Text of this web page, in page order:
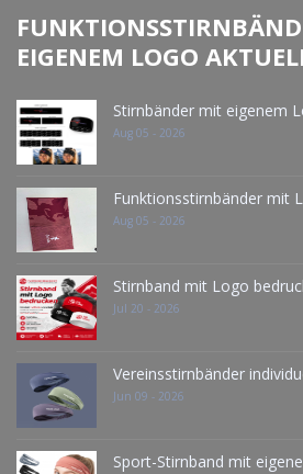
EIGENEM LOGO
Stirnbänder mit eigenem
Aug 05 - 2026
Funktionsstirnbänder mit
Aug 05 - 2026
Stirnband mit Logo
Jul 20 - 2026
Vereinsstirnbänder
Jun 09 - 2026
Sport-Stirnband mit